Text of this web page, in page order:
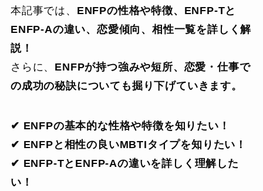
本記事では、 ENFPの性格や特徴、ENFP-Tと
ENFP-Aの違い、恋愛傾向、相性一覧を詳しく解
説！
さらに、 ENFPが持つ強みや短所、恋愛・仕事で
の成功の秘訣についても掘り下げていきます。
✔ ENFPの基本的な性格や特徴を知りたい！
✔ ENFPと相性の良いMBTIタイプを知りたい！
✔ ENFP-TとENFP-Aの違いを詳しく理解した
い！